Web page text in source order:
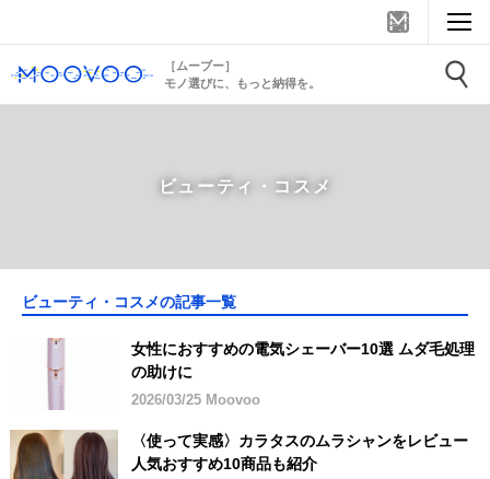
［ムーブー］
モノ選びに、もっと納得を。
ビューティ・コスメ
ビューティ・コスメの記事一覧
女性におすすめの電気シェーバー10選 ムダ毛処理
の助けに
2026/03/25 Moovoo
〈使って実感〉カラタスのムラシャンをレビュー
人気おすすめ10商品も紹介